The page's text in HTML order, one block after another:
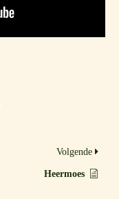
Volgende
Heermoes